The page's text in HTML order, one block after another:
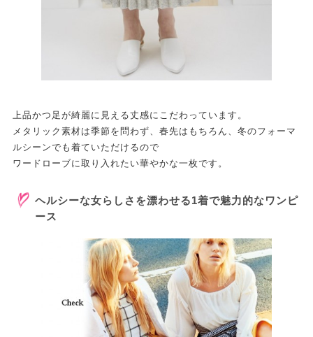
上品かつ足が綺麗に見える丈感にこだわっています。
メタリック素材は季節を問わず、春先はもちろん、冬のフォーマ
ルシーンでも着ていただけるので
ワードローブに取り入れたい華やかな一枚です。
ヘルシーな女らしさを漂わせる1着で魅力的なワンピ
ース